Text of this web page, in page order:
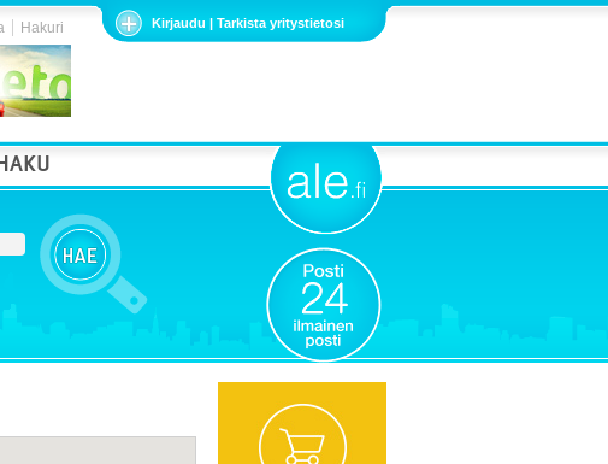
Kirjaudu | Tarkista yritystietosi
Hakuri